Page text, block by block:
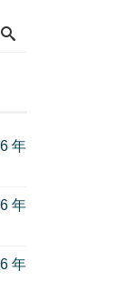
年
年
年